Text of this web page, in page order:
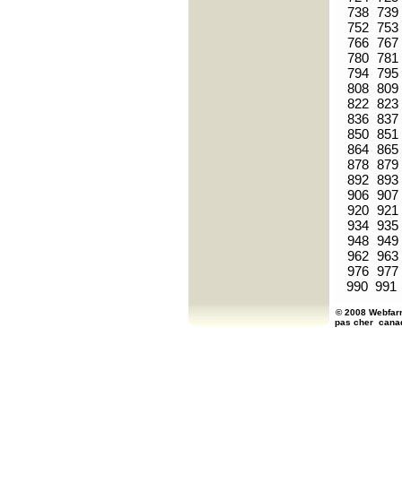
738 739
752 753
766 767
780 781
794 795
808 809
822 823
836 837
850 851
864 865
878 879
892 893
906 907
920 921
934 935
948 949
962 963
976 977
990 991
© 2008
pas cher